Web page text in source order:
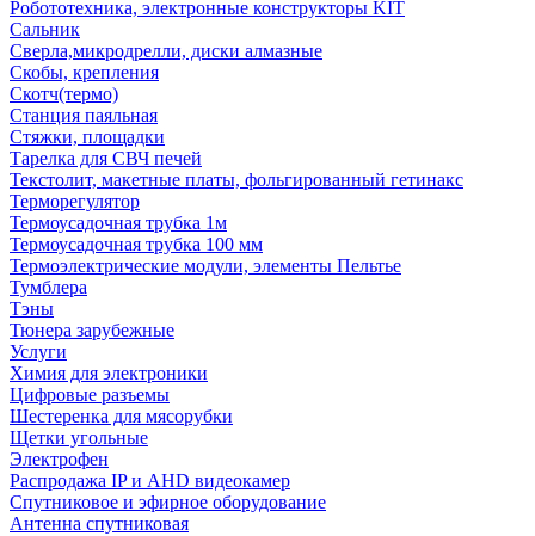
Робототехника, электронные конструкторы KIT
Сальник
Сверла,микродрелли, диски алмазные
Скобы, крепления
Скотч(термо)
Станция паяльная
Стяжки, площадки
Тарелка для СВЧ печей
Текстолит, макетные платы, фольгированный гетинакс
Терморегулятор
Термоусадочная трубка 1м
Термоусадочная трубка 100 мм
Термоэлектрические модули, элементы Пельтье
Тумблера
Тэны
Тюнера зарубежные
Услуги
Химия для электроники
Цифровые разъемы
Шестеренка для мясорубки
Щетки угольные
Электрофен
Распродажа IP и AHD видеокамер
Спутниковое и эфирное оборудование
Антенна спутниковая